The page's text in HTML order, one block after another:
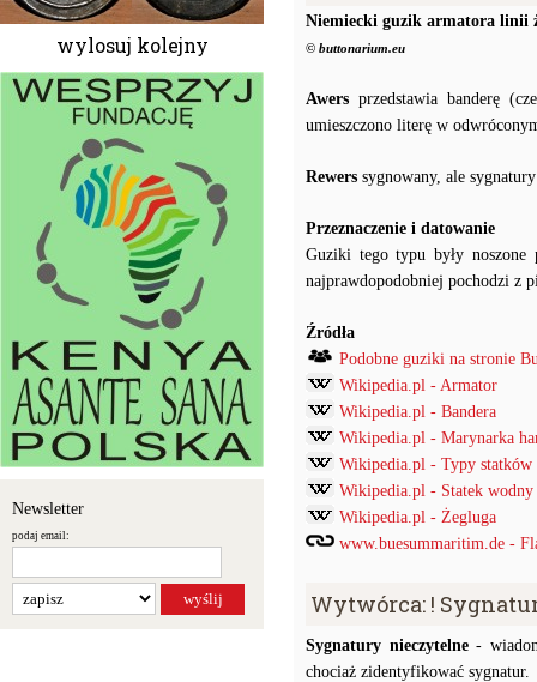
wylosuj kolejny
Newsletter
podaj email:
Niemiecki guzik armatora linii
© buttonarium.eu
Awers przedstawia banderę
umieszczono literę w
Rewers sygnowany, ale
Przeznaczenie i datowanie
Guziki tego typu były noszone
najprawdopodobniej pochodzi z
Źródła
Podobne guziki na stronie
Wikipedia.pl - Armator
Wikipedia.pl - Bandera
Wikipedia.pl - Marynarka
Wikipedia.pl - Typy statków
Wikipedia.pl - Statek wodny
Wikipedia.pl - Żegluga
www.buesummaritim.de -
Wytwórca: !
Sygnatury nieczytelne-
chociaż zidentyfikować sygnatur.